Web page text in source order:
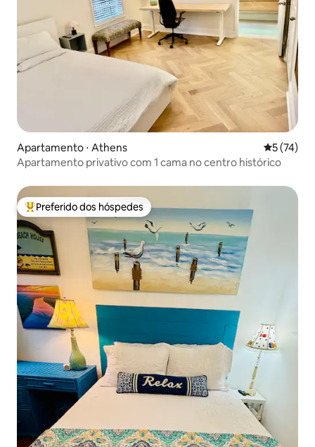
Apartamento ⋅ Athens 5 de uma
5 (74)
Apartamento privativo com 1 cama no centro histórico
Entre os melhores preferidos dos hóspedes
Preferido dos hóspedes